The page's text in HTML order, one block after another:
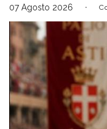
07 Agosto 2026